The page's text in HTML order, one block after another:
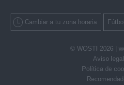
Cambiar a tu zona horaria
© WOSTI 2026 |
Aviso legal
Política de